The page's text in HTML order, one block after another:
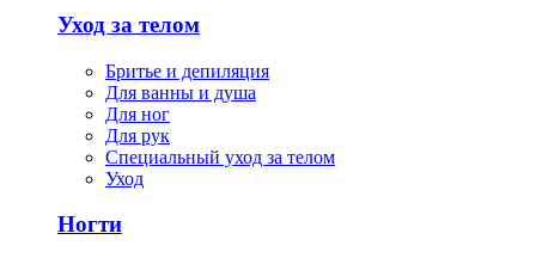
Уход за телом
Бритье и депиляция
Для ванны и душа
Для ног
Для рук
Специальный уход за телом
Уход
Ногти